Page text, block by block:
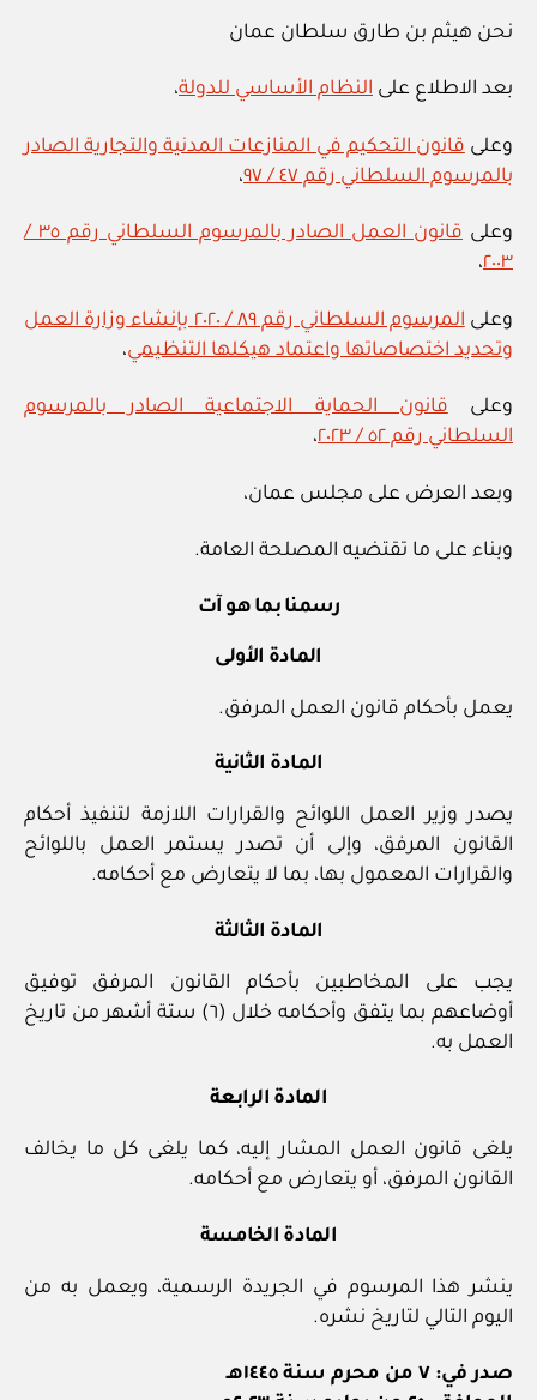
نحن هيثم بن طارق سلطان عمان
بعد الاطلاع على النظام الأساسي للدولة،
وعلى قانون التحكيم في المنازعات المدنية والتجارية الصادر
بالمرسوم السلطاني رقم ٤٧ / ٩٧
،
وعلى
قانون العمل الصادر بالمرسوم السلطاني رقم ٣٥ /
٢٠٠٣،
وعلى
المرسوم السلطاني رقم ٨٩ / ٢٠٢٠ بإنشاء وزارة العمل
وتحديد اختصاصاتها واعتماد هيكلها التنظيمي،
وعلىقانون الحماية الاجتماعية الصادر بالمرسوم
السلطاني رقم ٥٢ / ٢٠٢٣
،
وبعد العرض على مجلس عمان،
وبناء على ما تقتضيه المصلحة العامة.
رسمنا بما هو آت
المادة الأولى
يعمل بأحكام قانون العمل المرفق.
المادة الثانية
يصدر وزير العمل اللوائح والقرارات اللازمة لتنفيذ أحكام
القانون المرفق، وإلى أن تصدر يستمر العمل باللوائح
والقرارات المعمول بها، بما لا يتعارض مع أحكامه.
المادة الثالثة
يجب على المخاطبين بأحكام القانون المرفق توفيق
أوضاعهم بما يتفق وأحكامه خلال (٦) ستة أشهر من تاريخ
العمل به.
المادة الرابعة
يلغى قانون العمل المشار إليه، كما يلغى كل ما يخالف
القانون المرفق، أو يتعارض مع أحكامه.
المادة الخامسة
ينشر هذا المرسوم في الجريدة الرسمية، ويعمل به من
اليوم التالي لتاريخ نشره.
صدر في: ٧ من محرم سنة ١٤٤٥هـ